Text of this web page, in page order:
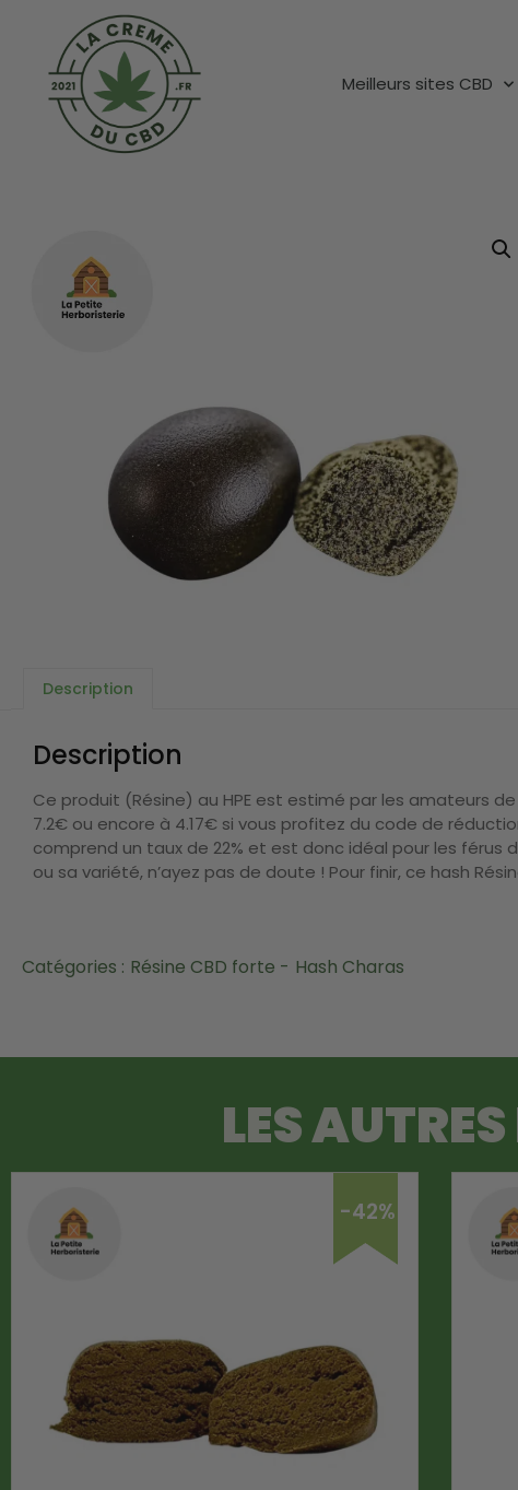
Meilleurs sites CBD
Description
Description
Ce produit (Résine) au HPE est estimé par les amateurs de
7.2€ ou encore à 4.17€ si vous profitez du code de
comprend un taux de 22% et est donc idéal pour les férus
ou sa variété, n’ayez pas de doute ! Pour finir, ce hash
Catégories : Résine CBD forte - Hash Charas
LES
-42%